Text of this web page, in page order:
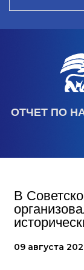
ОТЧЕТ ПО
В
09 августа